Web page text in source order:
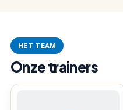
HET TEAM
Onze trainers